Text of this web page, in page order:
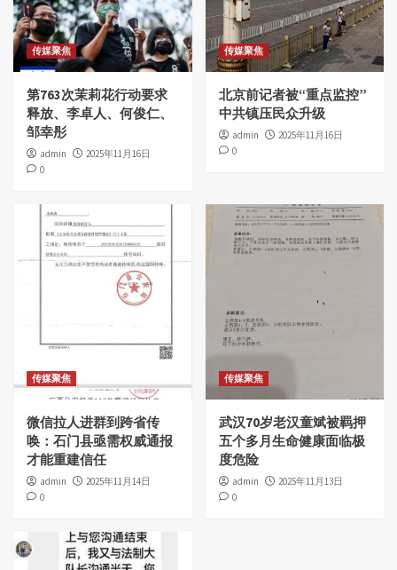
传媒聚焦
第763次茉莉花行动要求
释放、李卓人、何俊仁、
邹幸彤
admin
2025年11月16日
0
传媒聚焦
北京前记者被“重点监控”
中共镇压民众升级
admin
2025年11月16日
0
传媒聚焦
微信拉人进群到跨省传
唤：石门县亟需权威通报
才能重建信任
admin
2025年11月14日
0
传媒聚焦
武汉70岁老汉童斌被羁押
五个多月生命健康面临极
度危险
admin
2025年11月13日
0